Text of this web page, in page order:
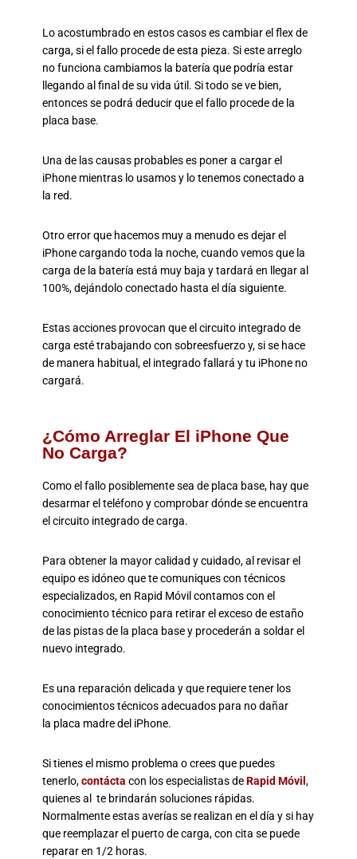
Lo acostumbrado en estos casos es cambiar el flex de
carga, si el fallo procede de esta pieza. Si este arreglo
no funciona cambiamos la batería que podría estar
llegando al final de su vida útil. Si todo se ve bien,
entonces se podrá deducir que el fallo procede de la
placa base.
Una de las causas probables es poner a cargar el
iPhone mientras lo usamos y lo tenemos conectado a
la red.
Otro error que hacemos muy a menudo es dejar el
iPhone cargando toda la noche, cuando vemos que la
carga de la batería está muy baja y tardará en llegar al
100%, dejándolo conectado hasta el día siguiente.
Estas acciones provocan que el circuito integrado de
carga esté trabajando con sobreesfuerzo y, si se hace
de manera habitual, el integrado fallará y tu iPhone no
cargará.
¿Cómo Arreglar El iPhone Que
No Carga?
Como el fallo posiblemente sea de placa base, hay que
desarmar el teléfono y comprobar dónde se encuentra
el circuito integrado de carga.
Para obtener la mayor calidad y cuidado, al revisar el
equipo es idóneo que te comuniques con técnicos
especializados, en Rapid Móvil contamos con el
conocimiento técnico para retirar el exceso de estaño
de las pistas de la placa base y procederán a soldar el
nuevo integrado.
Es una reparación delicada y que requiere tener los
conocimientos técnicos adecuados para no dañar
la placa madre del iPhone.
Si tienes el mismo problema o crees que puedes
tenerlo,contácta con los especialistas deRapid Móvil ,
quienes al te brindarán soluciones rápidas.
Normalmente estas averías se realizan en el día y si hay
que reemplazar el puerto de carga, con cita se puede
reparar en 1/2 horas.